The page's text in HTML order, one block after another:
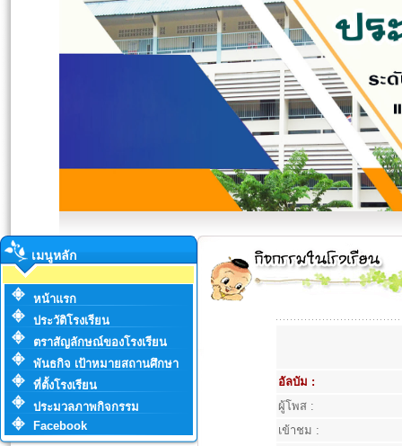
เมนูหลัก
หน้าแรก
ประวัติโรงเรียน
ตราสัญลักษณ์ของโรงเรียน
พันธกิจ เป้าหมายสถานศึกษา
ที่ตั้งโรงเรียน
ประมวลภาพกิจกรรม
Facebook
อัลบัม :
ผู้โพส :
เข้าชม :